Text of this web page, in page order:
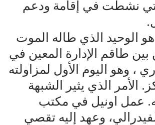
نشطت في إقامة ودعم
الوحيد الذي طاله الموت
9 من بين طاقم الإدارة المعين في
، وهو اليوم الأول لمزاولته
الأمر الذي يثير الشبهة
عمل اونيل في مكتب
وعهد إليه تقصي